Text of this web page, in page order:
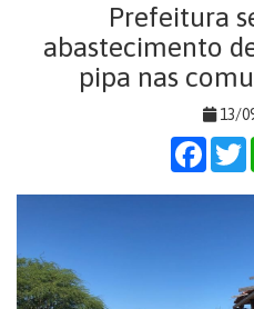
Prefeitura
abastecimento
pipa nas
13/